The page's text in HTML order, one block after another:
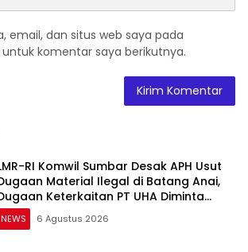
email, dan situs web saya pada
komentar saya berikutnya.
RI Komwil Sumbar Desak APH Usut
Material Ilegal di Batang Anai,
Keterkaitan PT UHA Diminta
Tuntas
NEWS 6 Agustus 2026